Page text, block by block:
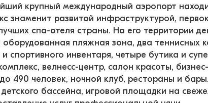
крупный международный аэропорт
знаменит развитой инфраструктурой,
спа-отеля страны. На его территории
оборудованная пляжная зона, два теннисных
спортивного инвентаря, четыре бутика и
велнесс-центр, салон красоты,
490 человек, ночной клуб, рестораны и
бассейна, игровой площадки на